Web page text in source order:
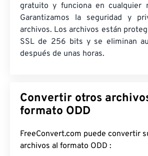
gratuito y funciona en cualquier
Garantizamos la seguridad y
archivos. Los archivos están
SSL de 256 bits y se eliminan
después de unas horas.
Convertir otros
formato ODD
FreeConvert.com puede convertir
archivos al formato ODD :